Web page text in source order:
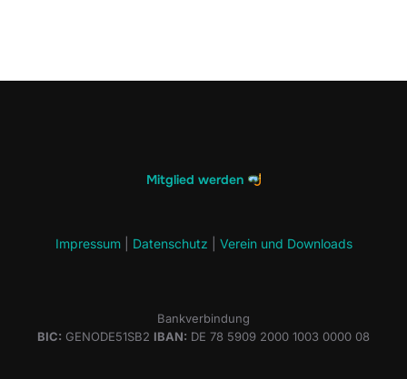
Mitglied werden
Impressum| Datenschutz Verein und Downloads
Bankverbindung
BIC: GENODE51SB2 IBAN: DE 78 5909 2000 1003 0000 08